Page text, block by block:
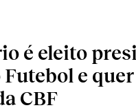
é eleito
Futebol e
CBF